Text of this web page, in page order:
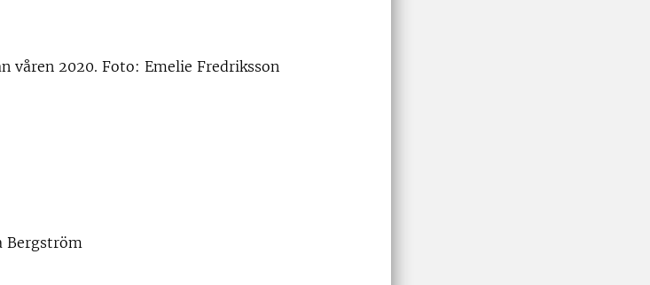
våren 2020. Foto: Emelie Fredriksson
Bergström